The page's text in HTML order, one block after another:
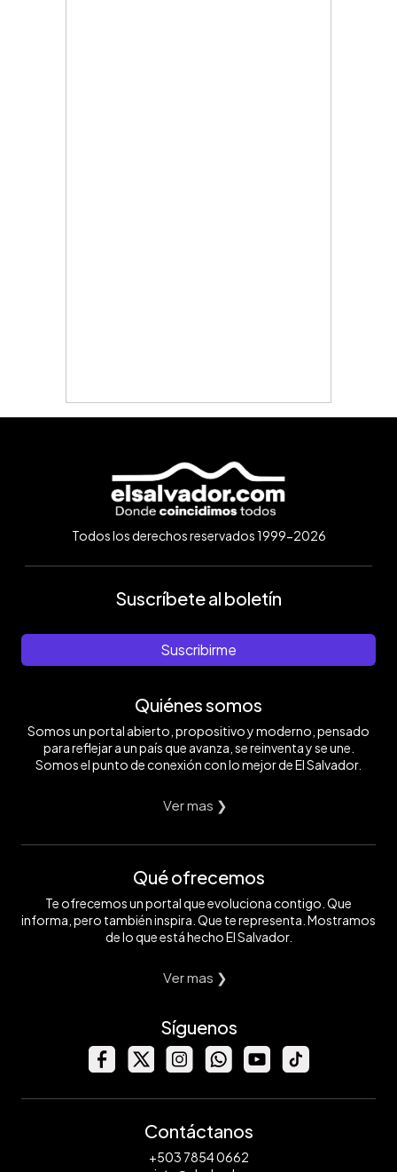
Todos los derechos reservados 1999-2026
Suscríbete al boletín
Suscribirme
Quiénes somos
Somos un portal abierto, propositivo y moderno, pensado
para reflejar a un país que avanza, se reinventa y se une.
Somos el punto de conexión con lo mejor de El Salvador.
Ver mas ❯
Qué ofrecemos
Te ofrecemos un portal que evoluciona contigo. Que
informa, pero también inspira. Que te representa. Mostramos
de lo que está hecho El Salvador.
Ver mas ❯
Síguenos
Contáctanos
+503 7854 0662